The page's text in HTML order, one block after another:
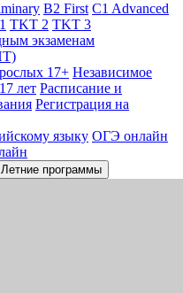
B2 First C1 Advanced
TKT 2 TKT 3
экзаменам
17+ Независимое
лет Расписание и
Регистрация на
языку ОГЭ онлайн
Летние программы